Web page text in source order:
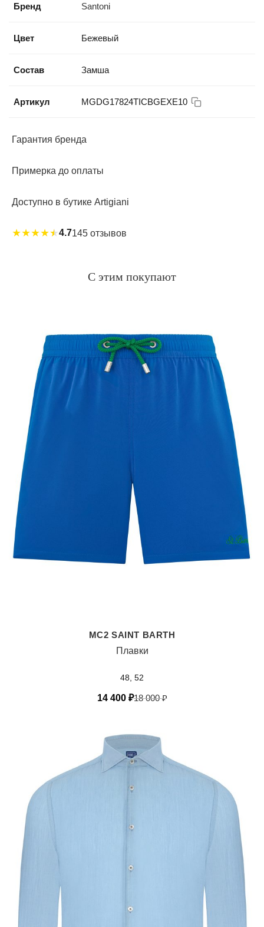
Бренд Santoni
Цвет Бежевый
Состав Замша
Артикул MGDG17824TICBGEXE10
Гарантия бренда
Примерка до оплаты
Доступно в бутике Artigiani
★★★★★4.7145 отзывов
С этим покупают
MC2 SAINT BARTH
Плавки
48, 52
14 400 ₽18 000₽